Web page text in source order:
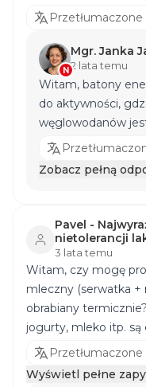
Przetłumaczone
N
Mgr. Janka
2 lata temu
Witam, batony
do aktywności,
węglowodanów
dostępnej energii,
produkcji, formę i
Studiujesz skład
porównaniu np. do
"zdrowotnej"
palmowego w
kokosowym często
poważaniem, Mgr.
Zobacz pełną
Pavel -
nietolerancji
3 lata temu
Witam, czy mogę
mleczny (serwatka +
obrabiany
jogurty, mleko itp.
spożyciu tego
Przetłumaczone
Wyświetl pełne